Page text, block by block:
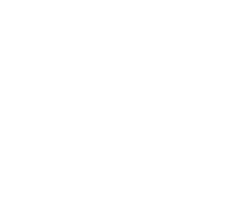
que després
en una
món on la natura i les